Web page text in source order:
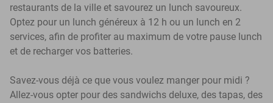
restaurants de la ville et savourez un lunch savoureux.
Optez pour un lunch généreux à 12 h ou un lunch en 2
services, afin de profiter au maximum de votre pause lunch
et de recharger vos batteries.
Savez-vous déjà ce que vous voulez manger pour midi ?
Allez-vous opter pour des sandwichs deluxe, des tapas, des